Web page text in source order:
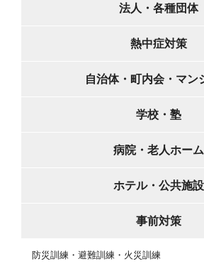
法人・各種団体
熱中症対策
自治体・町内会・マン
学校・塾
病院・老人ホーム
ホテル・公共施設
事前対策
防災訓練・避難訓練・火災訓練